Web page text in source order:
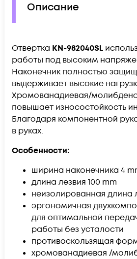
Описание
Отвертка KN-982040SL
работы под высоким
Наконечник полностью
выдерживает высокие
Хромованадиевая/
повышает износостойкость
Благодаря компонентной
в руках.
Особенности:
ширина наконечника 4
длина лезвия 100 mm
неизолированная длина
эргономичная
для оптимальной
работы без усталости
противоскользящая
хромованадиевая /